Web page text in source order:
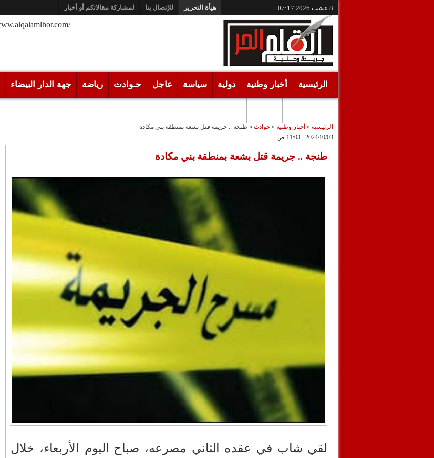
8 غشت 2026 07:17 هيأة التحرير للإتصال بنا لمشاركة مقالاتكم أو أخبار
/www.alqalamlhor.com
الرئيسية أخبار وطنية دولية سياسة عاجل حـوادث رياضة جهة الدار البيضاء
الرئيسية » أخبار وطنية» حوادث» طنجة .. جريمة قتل بشعة بمنطقة بني مكادة
2024/10/03 - 11:03 ص
طنجة .. جريمة قتل بشعة بمنطقة بني مكادة
لقي شاب في عقده الثاني مصرعه، صباح اليوم الأربعاء، خلال